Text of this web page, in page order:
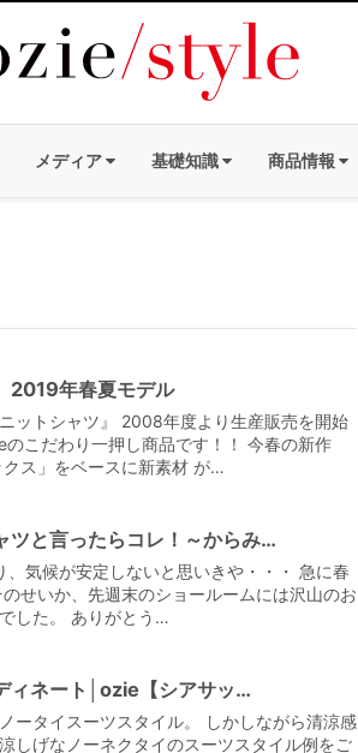
メディア 基礎知識 商品情報
2019年春夏モデル
ットシャツ』 2008年度より生産販売を開始
こだわり一押し商品です！！ 今春の新作
ス」をベースに新素材 が…
ツと言ったらコレ！～からみ…
気候が安定しないと思いきや・・・ 急に春
せいか、先週末のショールームには沢山のお
した。 ありがとう…
ィネート│ozie【シアサッ…
ータイスーツスタイル。 しかしながら清涼感
しげなノーネクタイのスーツスタイル例をご
【メンズ・ドレスシャツ・ワイシャツ】
ナチュラルフィット・ブロード・ダブル
カフス・ホリゾンタルカラー・カッタウ